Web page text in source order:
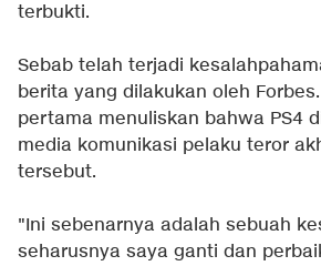
terbukti.
Sebab telah terjadi
berita yang dilakukan oleh
pertama menuliskan bahwa PS4
media komunikasi pelaku teror
tersebut.
"Ini sebenarnya adalah sebuah
seharusnya saya ganti dan